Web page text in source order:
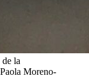
la
Moreno-